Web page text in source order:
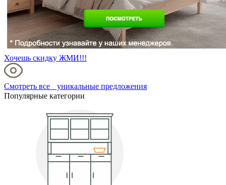
Хочешь скидку ЖМИ!!!
Смотреть все уникальные предложения
Популярные категории